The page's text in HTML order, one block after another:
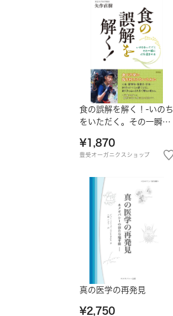
食の誤解を解く！-いのち
をいただく。その一瞬に
¥1,870
豊受オーガニクスショップ
真の医学の再発見
¥2,750